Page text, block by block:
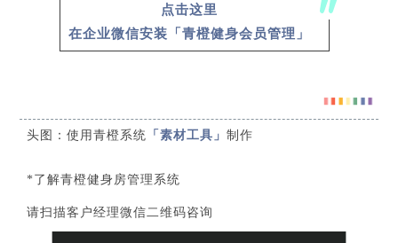
点击这里
在企业微信安装「青橙健身会员管理」
头图：使用青橙系统 「素材工具」 制作
*了解青橙健身房管理系统
请扫描客户经理微信二维码咨询